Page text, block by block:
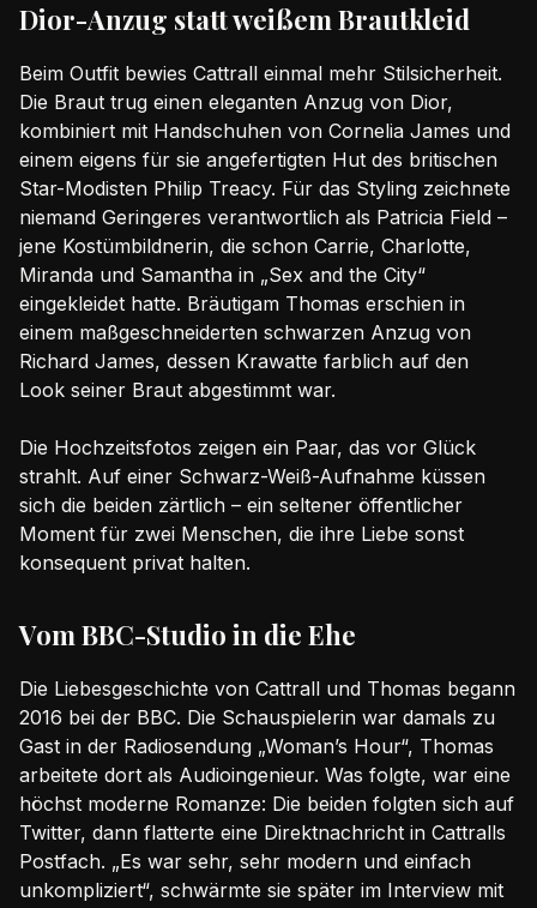
Dior-Anzug statt weißem Brautkleid
Beim Outfit bewies Cattrall einmal mehr Stilsicherheit.
Die Braut trug einen eleganten Anzug von Dior,
kombiniert mit Handschuhen von Cornelia James und
einem eigens für sie angefertigten Hut des britischen
Star-Modisten Philip Treacy. Für das Styling zeichnete
niemand Geringeres verantwortlich als Patricia Field –
jene Kostümbildnerin, die schon Carrie, Charlotte,
Miranda und Samantha in „Sex and the City“
eingekleidet hatte. Bräutigam Thomas erschien in
einem maßgeschneiderten schwarzen Anzug von
Richard James, dessen Krawatte farblich auf den
Look seiner Braut abgestimmt war.
Die Hochzeitsfotos zeigen ein Paar, das vor Glück
strahlt. Auf einer Schwarz-Weiß-Aufnahme küssen
sich die beiden zärtlich – ein seltener öffentlicher
Moment für zwei Menschen, die ihre Liebe sonst
konsequent privat halten.
Vom BBC-Studio in die Ehe
Die Liebesgeschichte von Cattrall und Thomas begann
2016 bei der BBC. Die Schauspielerin war damals zu
Gast in der Radiosendung „Woman’s Hour“, Thomas
arbeitete dort als Audioingenieur. Was folgte, war eine
höchst moderne Romanze: Die beiden folgten sich auf
Twitter, dann flatterte eine Direktnachricht in Cattralls
Postfach. „Es war sehr, sehr modern und einfach
unkompliziert“, schwärmte sie später im Interview mit